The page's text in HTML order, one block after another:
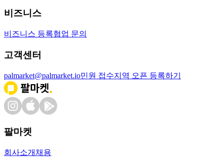
비즈니스
비즈니스 등록협업 문의
고객센터
palmarket@palmarket.io민원 접수지역 오픈 등록하기
팔마켓
회사소개 채용